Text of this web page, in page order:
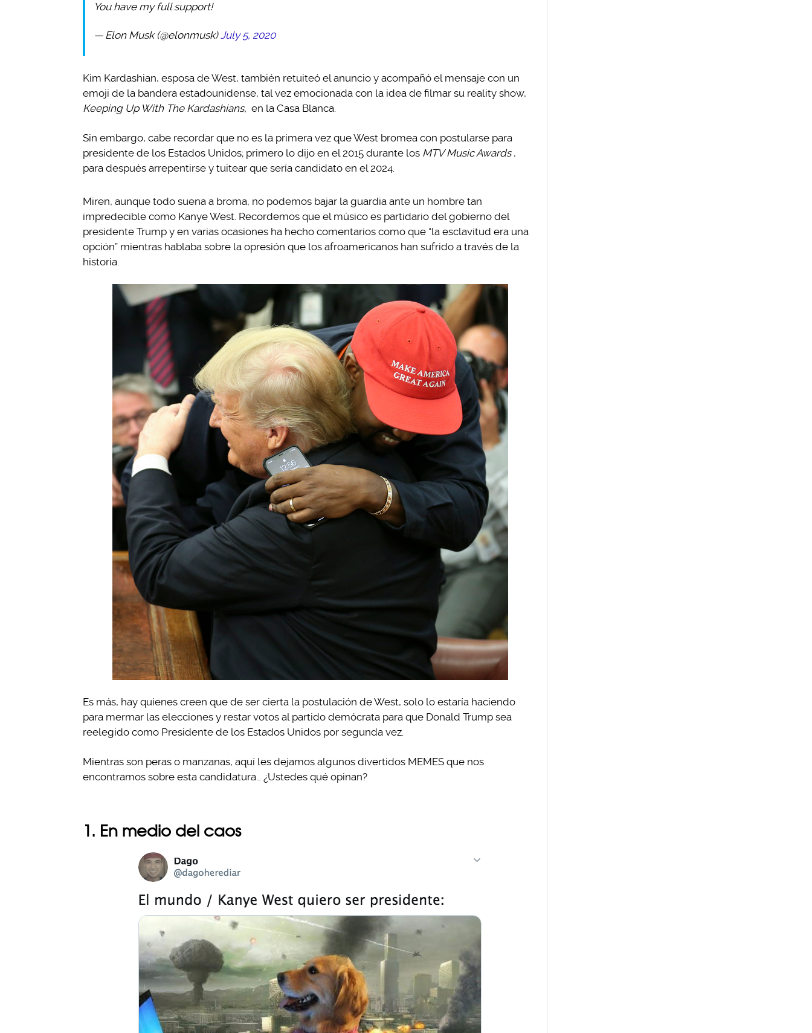
You have my full support!
— Elon Musk (@elonmusk)July 5, 2020
Kim Kardashian, esposa de West, también retuiteó el anuncio y acompañó el mensaje con un
emoji de la bandera estadounidense, tal vez emocionada con la idea de filmar su reality show,
Keeping Up With The Kardashians, en la Casa Blanca.
Sin embargo, cabe recordar que no es la primera vez que West bromea con postularse para
presidente de los Estados Unidos; primero lo dijo en el 2015 durante los MTV Music Awards ,
para después arrepentirse y tuitear que sería candidato en el 2024.
Miren, aunque todo suena a broma, no podemos bajar la guardia ante un hombre tan
impredecible como Kanye West. Recordemos que el músico es partidario del gobierno del
presidente Trump y en varias ocasiones ha hecho comentarios como que “la esclavitud era una
opción” mientras hablaba sobre la opresión que los afroamericanos han sufrido a través de la
historia.
Es más, hay quienes creen que de ser cierta la postulación de West, solo lo estaría haciendo
para mermar las elecciones y restar votos al partido demócrata para que Donald Trump sea
reelegido como Presidente de los Estados Unidos por segunda vez.
Mientras son peras o manzanas, aquí les dejamos algunos divertidos MEMES que nos
encontramos sobre esta candidatura… ¿Ustedes qué opinan?
1. En medio del caos